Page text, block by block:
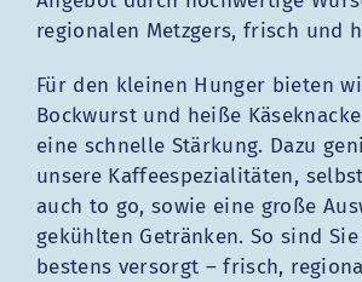
regionalen Metzgers, frisch und
Für den kleinen Hunger bieten
Bockwurst und heiße
eine schnelle Stärkung. Dazu
unsere Kaffeespezialitäten,
auch to go, sowie eine große
gekühlten Getränken. So sind
bestens versorgt – frisch,